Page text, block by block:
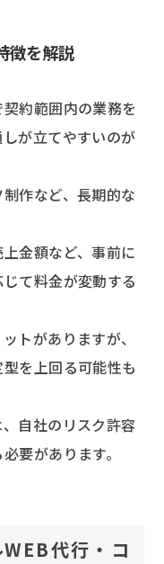
徴を解説
約範囲内の業務を
が立てやすいのが
作など、長期的な
金額など、事前に
て料金が変動する
トがありますが、
を上回る可能性も
自社のリスク許容
要があります。
代行・コ